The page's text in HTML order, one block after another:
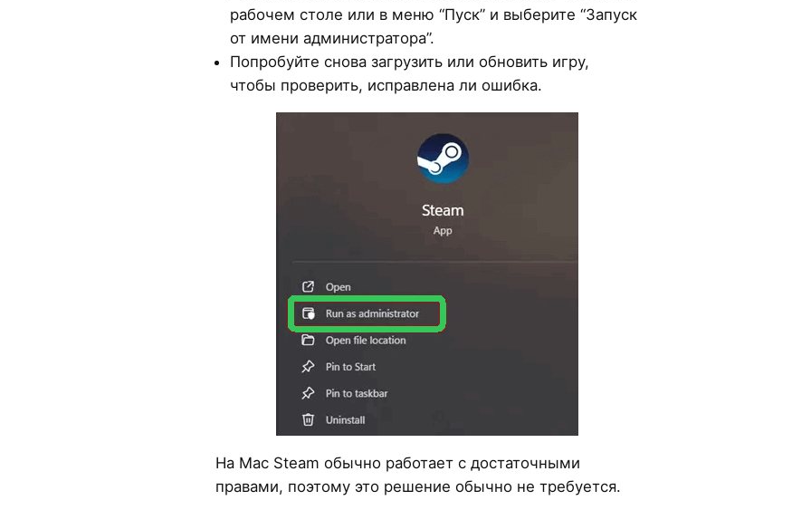
рабочем столе или в меню “Пуск” и выберите “Запуск
от имени администратора”.
Попробуйте снова загрузить или обновить игру,
чтобы проверить, исправлена ли ошибка.
На Mac Steam обычно работает с достаточными
правами, поэтому это решение обычно не требуется.